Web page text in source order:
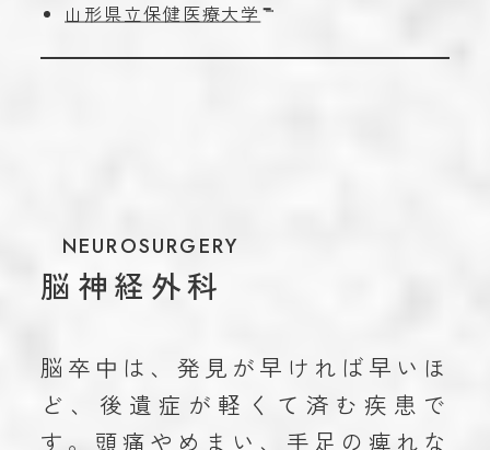
山形県立保健医療大学
NEUROSURGERY
脳神経外科
脳卒中は、発見が早ければ早いほ
ど、後遺症が軽くて済む疾患で
す。頭痛やめまい、手足の痺れな